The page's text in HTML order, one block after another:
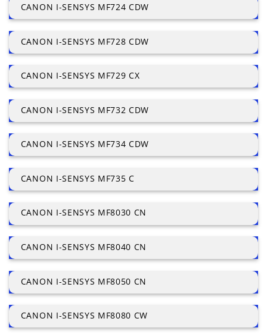
CANON I-SENSYS MF724 CDW
CANON I-SENSYS MF728 CDW
CANON I-SENSYS MF729 CX
CANON I-SENSYS MF732 CDW
CANON I-SENSYS MF734 CDW
CANON I-SENSYS MF735 C
CANON I-SENSYS MF8030 CN
CANON I-SENSYS MF8040 CN
CANON I-SENSYS MF8050 CN
CANON I-SENSYS MF8080 CW